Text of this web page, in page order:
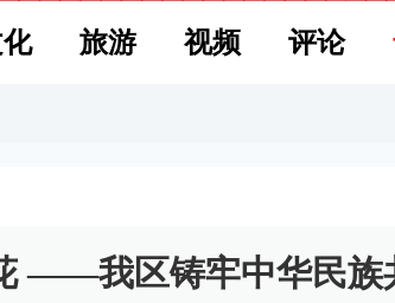
旅游 视频 评论
——我区铸牢中华民族